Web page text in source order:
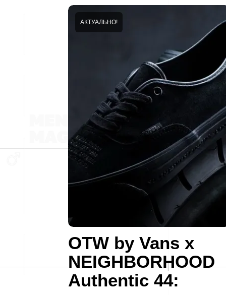
OTW by Vans x
NEIGHBORHOOD
Authentic 44:
АКТУАЛЬНО!